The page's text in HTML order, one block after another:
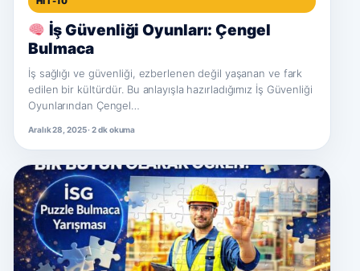
İş Güvenliği Oyunları: Çengel
Bulmaca
İş sağlığı ve güvenliği, ezberlenen değil yaşanan ve fark
edilen bir kültürdür. Bu anlayışla hazırladığımız İş Güvenliği
Oyunlarından Çengel…
Aralık 28, 2025 · 2 dk okuma